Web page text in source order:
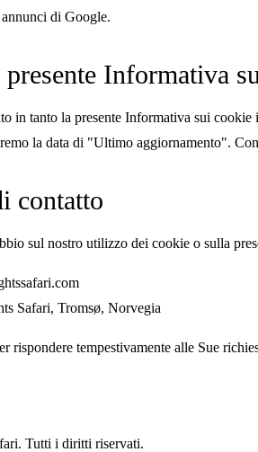
di Google.
Informativa
in tanto la presente Informativa sui
la data di "Ultimo aggiornamento".
contatto
sul nostro utilizzo dei cookie o sulla
Safari, Tromsø, Norvegia
rispondere tempestivamente alle Sue
. Tutti i diritti riservati.